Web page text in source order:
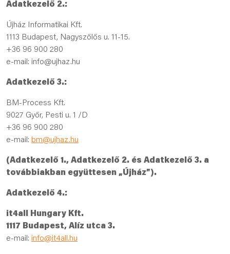
Adatkezelő 2.:
Újház Informatikai Kft.
1113 Budapest, Nagyszőlős u. 11-15.
+36 96 900 280
e-mail: info@ujhaz.hu
Adatkezelő 3.:
BM-Process Kft.
9027 Győr, Pesti u. 1 /D
+36 96 900 280
e-mail: bm@ujhaz.hu
(Adatkezelő 1., Adatkezelő 2. és Adatkezelő 3. a
továbbiakban együttesen „Újház”).
Adatkezelő 4.:
it4all Hungary Kft.
1117 Budapest, Alíz utca 3.
e-mail: info@it4all.hu